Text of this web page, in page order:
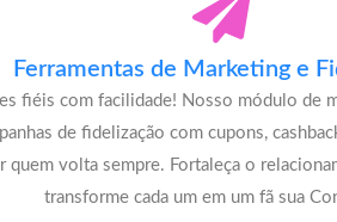
Ferramentas de Marketing e
fiéis com facilidade! Nosso módulo de
de fidelização com cupons,
quem volta sempre. Fortaleça o
transforme cada um em um fã sua